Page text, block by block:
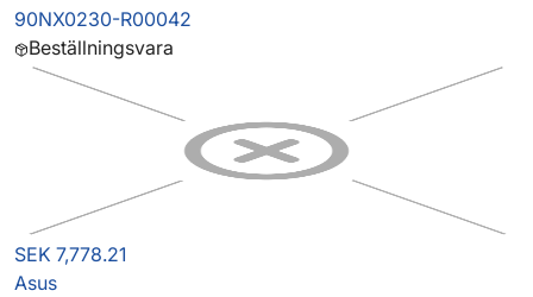
90NX0230-R00042
Beställningsvara
SEK 7,778.21
Asus